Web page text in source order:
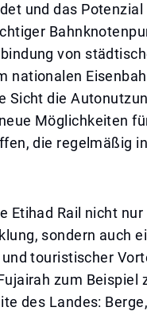
und das Potenzial
von
nationalen
Sicht die
Möglichkeiten
die regelmäßig
Etihad Rail nicht nur
sondern auch
touristischer
zum Beispiel
des Landes: Berge,